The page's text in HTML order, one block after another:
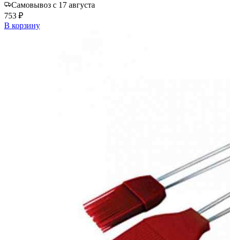
Самовывоз с 17 августа
753 ₽
В корзину